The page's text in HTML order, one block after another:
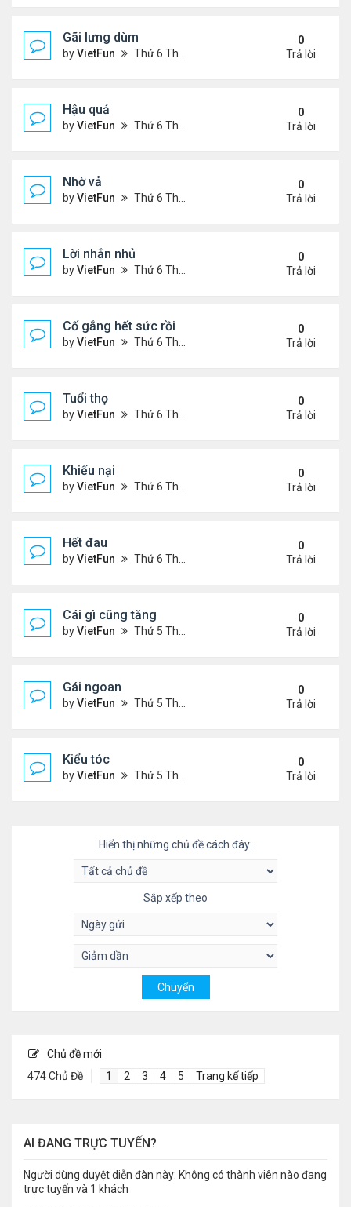
Gãi lưng dùm
byVietFun Thứ 6 Tháng 11 05, 2021 12:49 pm
0
Trả lời
Hậu quả
byVietFun Thứ 6 Tháng 11 05, 2021 12:42 pm
0
Trả lời
Nhờ vả
byVietFun Thứ 6 Tháng 11 05, 2021 12:41 pm
0
Trả lời
Lời nhắn nhủ
byVietFun Thứ 6 Tháng 11 05, 2021 12:38 pm
0
Trả lời
Cố gắng hết sức rồi
byVietFun Thứ 6 Tháng 11 05, 2021 12:03 pm
0
Trả lời
Tuổi thọ
byVietFun Thứ 6 Tháng 11 05, 2021 11:57 am
0
Trả lời
Khiếu nại
byVietFun Thứ 6 Tháng 11 05, 2021 11:53 am
0
Trả lời
Hết đau
byVietFun Thứ 6 Tháng 11 05, 2021 11:47 am
0
Trả lời
Cái gì cũng tăng
byVietFun Thứ 5 Tháng 11 04, 2021 9:31 pm
0
Trả lời
Gái ngoan
byVietFun Thứ 5 Tháng 11 04, 2021 9:28 pm
0
Trả lời
Kiểu tóc
byVietFun Thứ 5 Tháng 11 04, 2021 3:59 pm
0
Trả lời
Hiển thị những chủ đề cách đây:
Sắp xếp theo
Chủ đề mới
474 Chủ Đề
1 2 3 4 5 Trang kế tiếp
AI ĐANG TRỰC TUYẾN?
Người dùng duyệt diễn đàn này: Không có thành viên nào đang
trực tuyến và 1 khách